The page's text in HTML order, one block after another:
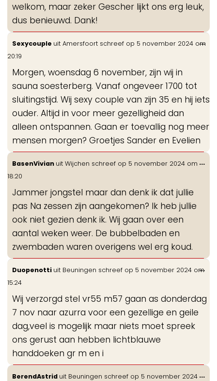
welkom, maar zeker Gescher lijkt ons erg leuk,
dus benieuwd. Dank!
Sexycouple uit Amersfoort schreef op 5 november 2024 om
20:19
Morgen, woensdag 6 november, zijn wij in
sauna soesterberg. Vanaf ongeveer 1700 tot
sluitingstijd. Wij sexy couple van zijn 35 en hij iets
ouder. Altijd in voor meer gezelligheid dan
alleen ontspannen. Gaan er toevallig nog meer
mensen morgen? Groetjes Sander en Evelien
...
BasenVivian uit Wijchen schreef op 5 november 2024 om
18:20
Jammer jongstel maar dan denk ik dat jullie
pas Na zessen zijn aangekomen? Ik heb jullie
ook niet gezien denk ik. Wij gaan over een
aantal weken weer. De bubbelbaden en
zwembaden waren overigens wel erg koud.
...
Duopenotti uit Beuningen schreef op 5 november 2024 om
15:24
Wij verzorgd stel vr55 m57 gaan as donderdag
7 nov naar azurra voor een gezellige en geile
dag,veel is mogelijk maar niets moet spreek
ons gerust aan hebben lichtblauwe
handdoeken gr m en i
...
BerendAstrid uit Beuningen schreef op 5 november 2024 ...